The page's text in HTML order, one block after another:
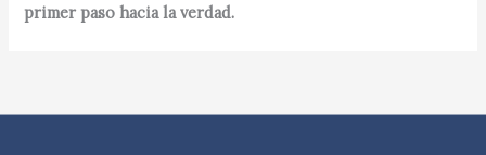
primer paso hacia la verdad.